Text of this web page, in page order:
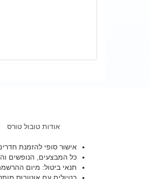
אודות טובול טורס
אישור סופי להזמנת
כל המבצעים, הנופשים
תנאי ביטול: מיום ההרשמה עד 31 יום ליציאה 100 שח לחדר או 5% הגבוה מבניהם , בין 30 – 15 יום ליציאה 10% בין 14 עד היציאה